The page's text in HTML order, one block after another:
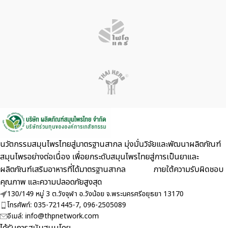
นวัตกรรมสมุนไพรไทยสู่มาตรฐานสากล มุ่งมั่นวิจัยและพัฒนาผลิตภัณฑ์
สมุนไพรอย่างต่อเนื่อง เพื่อยกระดับสมุนไพรไทยสู่การเป็นยาและ
ผลิตภัณฑ์เสริมอาหารที่ได้มาตรฐานสากล ภายใต้ความรับผิดชอบ
คุณภาพ และความปลอดภัยสูงสุด
130/149 หมู่ 3 ต.วังจุฬา อ.วังน้อย จ.พระนครศรีอยุธยา 13170
โทรศัพท์: 035-721445-7, 096-2505089
อีเมล์: info@thpnetwork.com